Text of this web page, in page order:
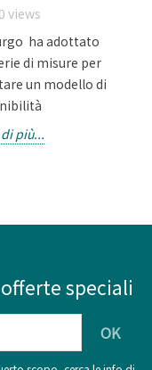
views
ha adottato
di misure per
un modello di
più...
speciali